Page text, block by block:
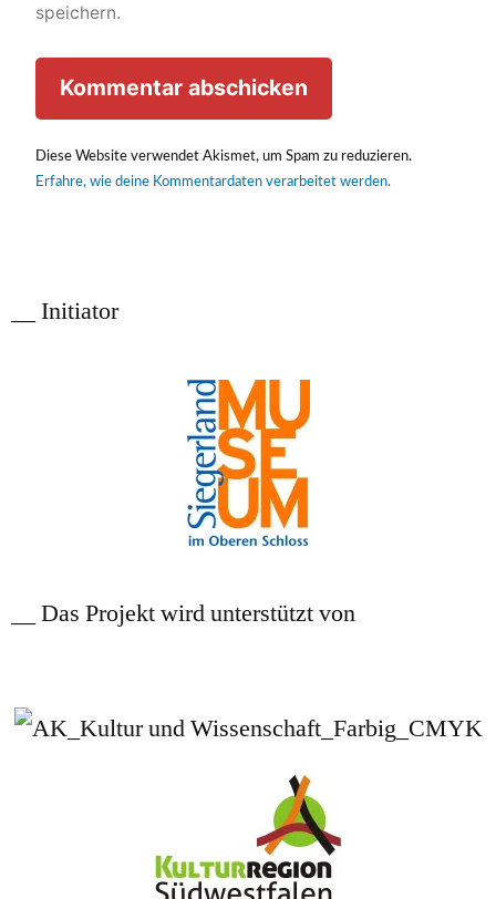
speichern.
Diese Website verwendet Akismet, um Spam zu reduzieren.
Erfahre, wie deine Kommentardaten verarbeitet werden.
__ Initiator
__ Das Projekt wird unterstützt von